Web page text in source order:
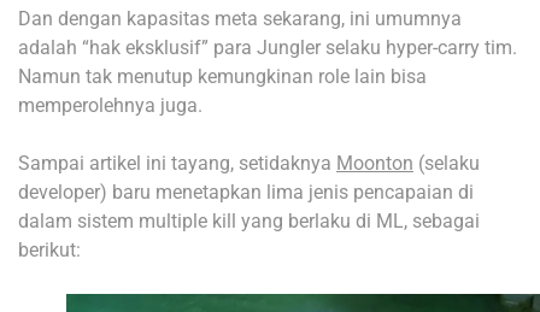
Dan dengan kapasitas meta sekarang, ini umumnya
adalah “hak eksklusif” para Jungler selaku hyper-carry tim.
Namun tak menutup kemungkinan role lain bisa
memperolehnya juga.
Sampai artikel ini tayang, setidaknya Moonton (selaku
developer) baru menetapkan lima jenis pencapaian di
dalam sistem multiple kill yang berlaku di ML, sebagai
berikut: